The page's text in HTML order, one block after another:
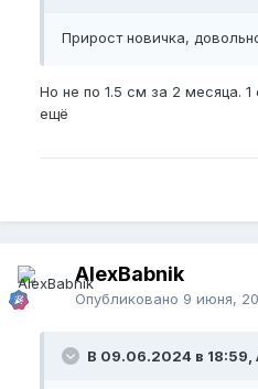
Прирост новичка,
Но не по 1.5 см за 2 месяца.
ещё
AlexBabnik
Опубликовано 9 июня,
В 09.06.2024 в 18:59,